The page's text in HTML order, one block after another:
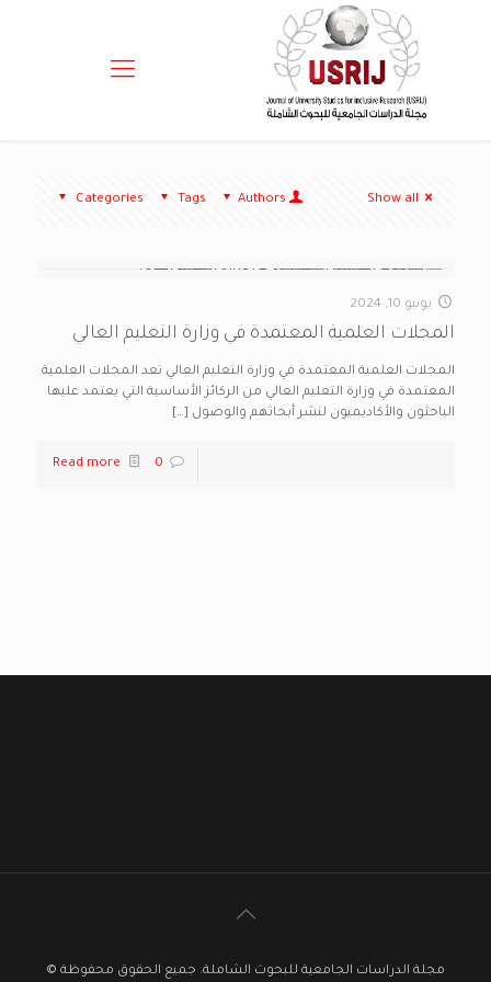
Categories Tags Authors Show all
يونيو 10, 2024
المجلات العلمية المعتمدة في وزارة التعليم العالي
المجلات العلمية المعتمدة في وزارة التعليم العالي تعد المجلات العلمية
المعتمدة في وزارة التعليم العالي من الركائز الأساسية التي يعتمد عليها
الباحثون والأكاديميون لنشر أبحاثهم والوصول […]
0
Read more
مجلة الدراسات الجامعية للبحوث الشاملة. جميع الحقوق محفوظة ©